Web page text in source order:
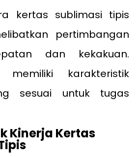
kertas sublimasi tipis
pertimbangan
dan kekakuan.
karakteristik
sesuai untuk tugas
Kinerja Kertas